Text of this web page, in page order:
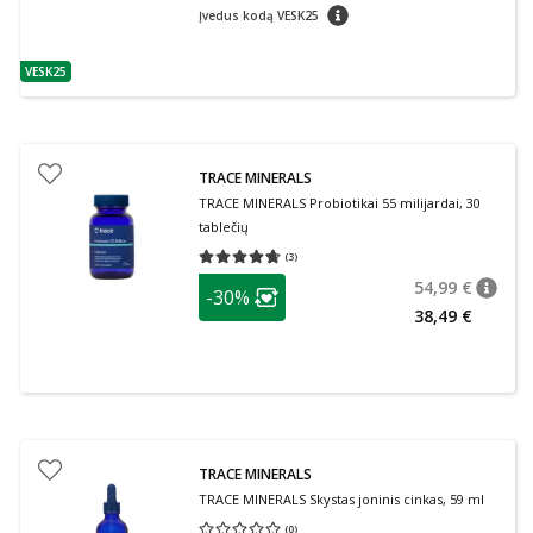
patarimas
VESK25
Įvedus kodą VESK25 patarimas
TRACE MINERALS
TRACE MINERALS Probiotikai 55 milijardai, 30
tablečių
(3)
Vidutinis įvertinimas 4.67
patarimas
Lojalumo klubo narių nuolaida
-30% 54,99 €
38,49 €
TRACE MINERALS
TRACE MINERALS Skystas joninis cinkas, 59 ml
(0)